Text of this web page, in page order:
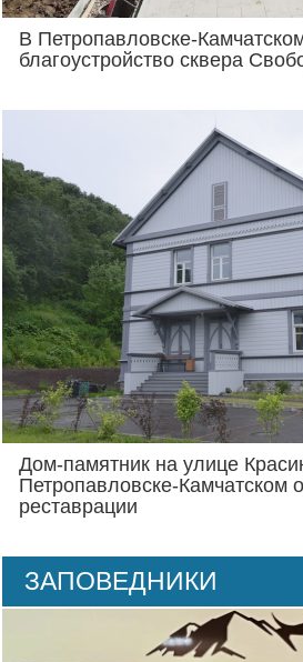
В Петропавловске-
благоустройство сквера
Дом-памятник на улице
Петропавловске-Камчатском
реставрации
ЗАПОВЕДНИКИ